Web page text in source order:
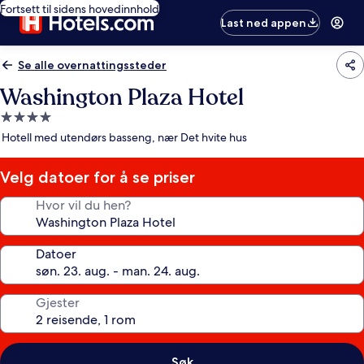
Fortsett til sidens hovedinnhold
Last ned appen
Se alle overnattingssteder
Washington Plaza Hotel
Overnattingssted
med
stjerner
Hotell med utendørs basseng, nær Det hvite hus
Velg datoer for å se priser
Hvor vil du hen?
Datoer
Gjester